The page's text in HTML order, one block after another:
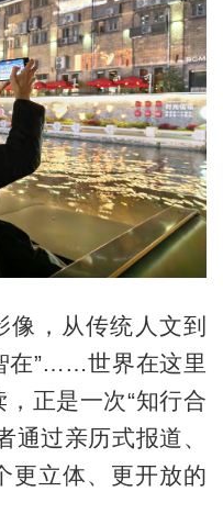
像，从传统人文到
在”……世界在这里
正是一次“知行合
通过亲历式报道、
更立体、更开放的